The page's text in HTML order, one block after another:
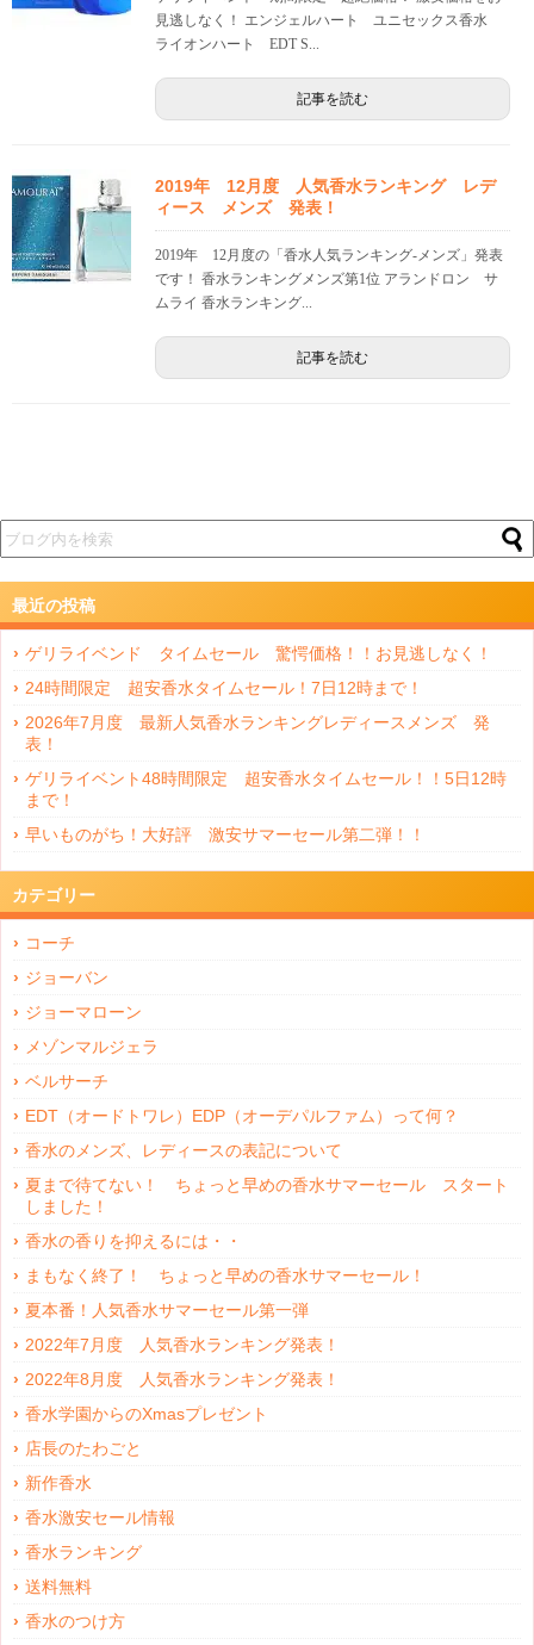
見逃しなく！ エンジェルハート ユニセックス香水
ライオンハート EDT S...
記事を読む
2019年 12月度 人気香水ランキング レデ
ィース メンズ 発表！
2019年 12月度の「香水人気ランキング-メンズ」発表
です！ 香水ランキングメンズ第1位 アランドロン サ
ムライ 香水ランキング...
記事を読む
最近の投稿
ゲリライベンド タイムセール 驚愕価格！！お見逃しなく！
24時間限定 超安香水タイムセール！7日12時まで！
2026年7月度 最新人気香水ランキングレディースメンズ 発
表！
ゲリライベント48時間限定 超安香水タイムセール！！5日12時
まで！
早いものがち！大好評 激安サマーセール第二弾！！
カテゴリー
コーチ
ジョーバン
ジョーマローン
メゾンマルジェラ
ベルサーチ
EDT（オードトワレ）EDP（オーデパルファム）って何？
香水のメンズ、レディースの表記について
夏まで待てない！ ちょっと早めの香水サマーセール スタート
しました！
香水の香りを抑えるには・・
まもなく終了！ ちょっと早めの香水サマーセール！
夏本番！人気香水サマーセール第一弾
2022年7月度 人気香水ランキング発表！
2022年8月度 人気香水ランキング発表！
香水学園からのXmasプレゼント
店長のたわごと
新作香水
香水激安セール情報
香水ランキング
送料無料
香水のつけ方